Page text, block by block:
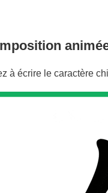
à écrire le caractère